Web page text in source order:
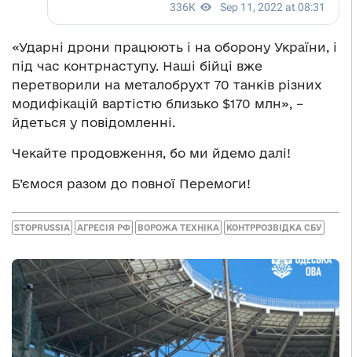
«Ударні дрони працюють і на оборону України, і
під час контрнаступу. Наші бійці вже
перетворили на металобрухт 70 танків різних
модифікацій вартістю близько $170 млн», –
йдеться у повідомленні.
Чекайте продовження, бо ми йдемо далі!
Б’ємося разом до повної Перемоги!
STOPRUSSIA АГРЕСІЯ РФ ВОРОЖА ТЕХНІКА КОНТРРОЗВІДКА СБУ